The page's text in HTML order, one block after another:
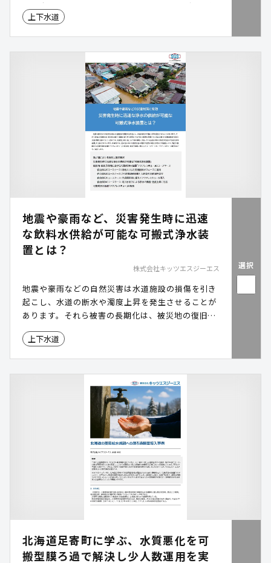
能な水道事業の展開を阻害する多くの課題が顕在化
しています。こうした課題を解決するために様々な
るのが、「可搬式浄水装置」の導入です。本資料で
は、小規模な自治体・水道事業体が抱える課題や解
決策を解説しつつ、当社が展開する可搬式浄水装置
「アクアレスキュー」のユースケースや特長をご紹
上下水道
地震や豪雨など、災害発生時に迅速
な飲料水供給が可能な可搬式浄水装
置とは？
株式会社キッツエスジーエス
地震や豪雨などの自然災害は水道施設の損傷を引き
起こし、水道の断水や濁度上昇を発生させることが
あります。それら被害の長期化は、被災地の復旧・
復興を遅らせる原因にもなりえる重要な問題です。
各自治体・水道事業体は水道の災害対策を進めてお
置」が注目されています。本資料では、我が国にお
ける自然災害の現状や過去の被災状況などを解説し
つつ、当社が展開する可搬式浄水装置「アクアレス
キュー」を被災地・被災予測地に導入したユースケ
ースや、アクアレスキューの特長などをご紹介しま
上下水道
選択
北海道足寄町に学ぶ、水質悪化を可
搬型膜ろ過で解決し少人数運用を実